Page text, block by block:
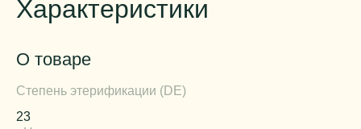
Характеристики
О товаре
Степень этерификации (DE)
23